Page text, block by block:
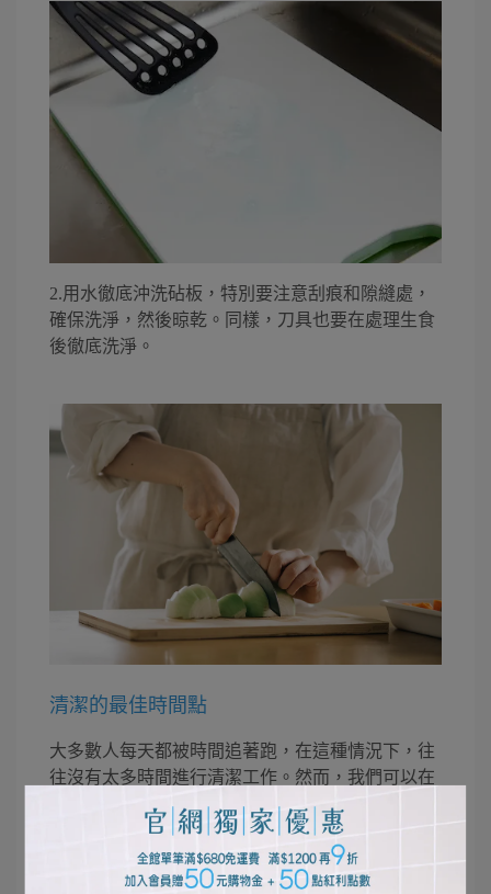
2.用水徹底沖洗砧板，特別要注意刮痕和隙縫處，
確保洗淨，然後晾乾。同樣，刀具也要在處理生食
後徹底洗淨。
清潔的最佳時間點
大多數人每天都被時間追著跑，在這種情況下，往
往沒有太多時間進行清潔工作。然而，我們可以在
處理其他家務事的同時，有技巧地安排時間進行清
烹飪結束後